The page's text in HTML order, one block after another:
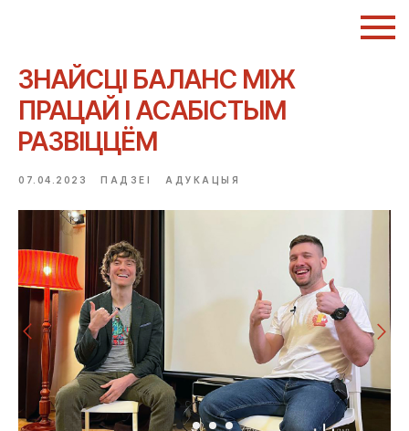
ЗНАЙСЦІ БАЛАНС МІЖ
ПРАЦАЙ І АСАБІСТЫМ
РАЗВІЦЦЁМ
07.04.2023 ПАДЗЕІ АДУКАЦЫЯ